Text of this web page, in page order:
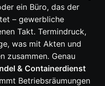
ein Büro, das der
– gewerbliche
Takt. Termindruck,
was mit Akten und
zusammen. Genau
& Containerdienst
Betriebsräumungen